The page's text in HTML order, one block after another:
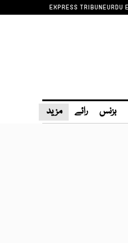
EXPRESS TRIBUNEURDU
بزنس رائے مزید